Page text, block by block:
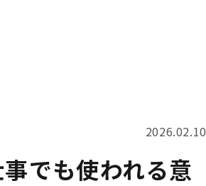
2026.02.10
でも使われる意